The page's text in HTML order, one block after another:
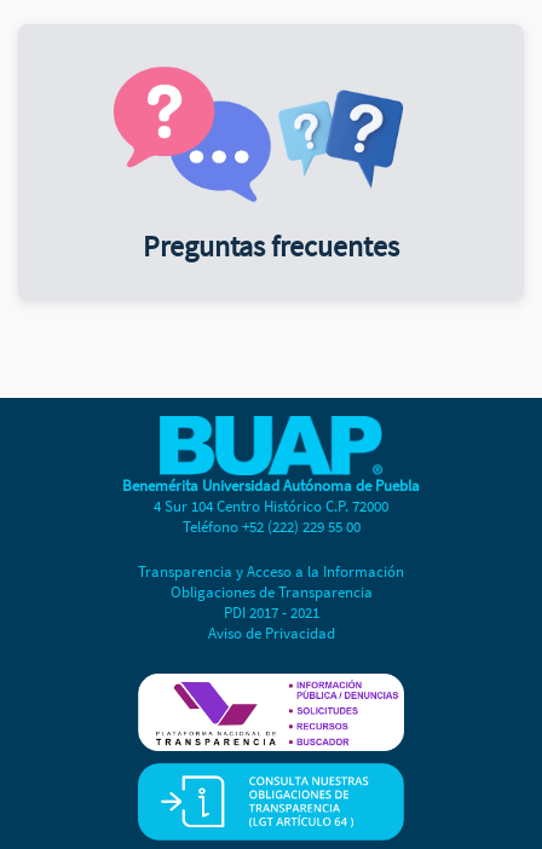
Preguntas frecuentes
Benemérita Universidad Autónoma de Puebla
4 Sur 104 Centro Histórico C.P. 72000
Teléfono +52 (222) 229 55 00
Transparencia y Acceso a la Información
Obligaciones de Transparencia
PDI 2017 - 2021
Aviso de Privacidad